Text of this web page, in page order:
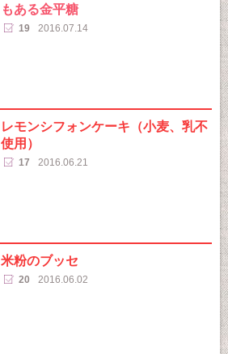
もある金平糖
19 2016.07.14
レモンシフォンケーキ（小麦、乳不
使用）
17 2016.06.21
米粉のブッセ
20 2016.06.02